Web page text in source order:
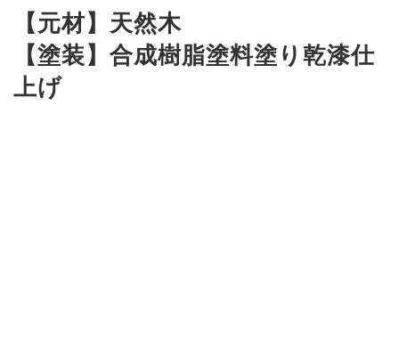
【元材】天然木
【塗装】合成樹脂塗料塗り乾漆仕
上げ